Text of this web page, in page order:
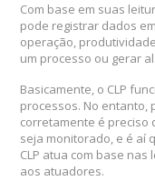
Com base em suas
pode registrar dados
operação,
um processo ou gerar
Basicamente, o CLP
processos. No entanto,
corretamente é preciso
seja monitorado, e é aí
CLP atua com base
aos atuadores.